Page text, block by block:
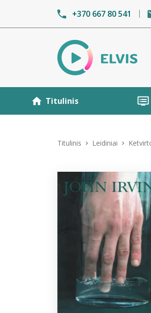
+370 667 80 541
Titulinis
Titulinis Leidiniai